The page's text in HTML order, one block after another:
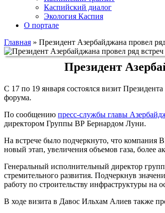
Каспийский диалог
Экология Каспия
О портале
Главная » Президент Азербайджана провел
Президент
С 17 по 19 января состоялся визит
форума.
По сообщению пресс-службы главы
директором Группы ВР Бернардом Луни.
На встрече было подчеркнуто, что компания
новый этап, увеличения объемов газа, более
Генеральный исполнительный директор
стремительного развития. Подчеркнув
работу по строительству инфраструктуры на
В ходе визита в Давос Ильхам Алиев также